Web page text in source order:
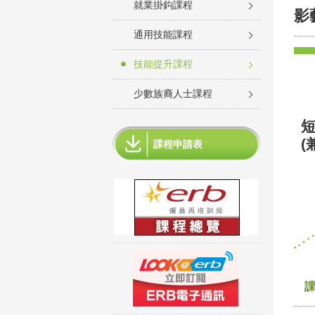
就業掛鈎課程
通用技能課程
技能提升課程
少數族裔人士課程
課程申請表
影
(